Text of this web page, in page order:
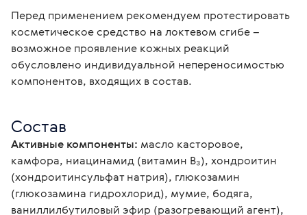
Перед применением рекомендуем протестировать
косметическое средство на локтевом сгибе –
возможное проявление кожных реакций
обусловлено индивидуальной непереносимостью
компонентов, входящих в состав.
Состав
Активные компоненты: масло касторовое,
камфора, ниацинамид (витамин В₃), хондроитин
(хондроитинсульфат натрия), глюкозамин
(глюкозамина гидрохлорид), мумие, бодяга,
ваниллилбутиловый эфир (разогревающий агент),